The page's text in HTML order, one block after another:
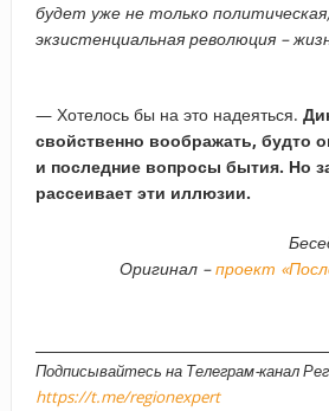
будет уже не только
экзистенциальная революция –
— Хотелось бы на это надеяться.
свойственно воображать, будто
и последние вопросы бытия. Но
рассеивает эти иллюзии.
Оригинал –проект
Подписывайтесь на Телеграм-канал
https://t.me/regionexpert